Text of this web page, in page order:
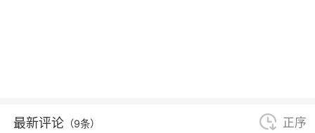
最新评论 （9条） 正序